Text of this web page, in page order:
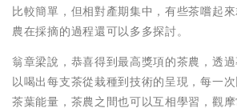
比較簡單，但相對產期集中，有些茶嚐起
農在採摘的過程還可以多多探討。
翁章梁說，恭喜得到最高獎項的茶農，透
以喝出每支茶從栽種到技術的呈現，每一
茶葉能量，茶農之間也可以互相學習，觀